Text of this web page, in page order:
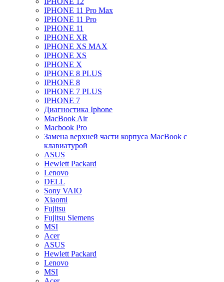
IPHONE 11 Pro Max
IPHONE 11 Pro
IPHONE 11
IPHONE XR
IPHONE XS MAX
IPHONE XS
IPHONE X
IPHONE 8 PLUS
IPHONE 8
IPHONE 7 PLUS
IPHONE 7
Диагностика Iphone
MacBook Air
Macbook Pro
Замена верхней части корпуса MacBook с
клавиатурой
ASUS
Hewlett Packard
Lenovo
DELL
Sony VAIO
Xiaomi
Fujitsu
Fujitsu Siemens
MSI
Acer
ASUS
Hewlett Packard
Lenovo
MSI